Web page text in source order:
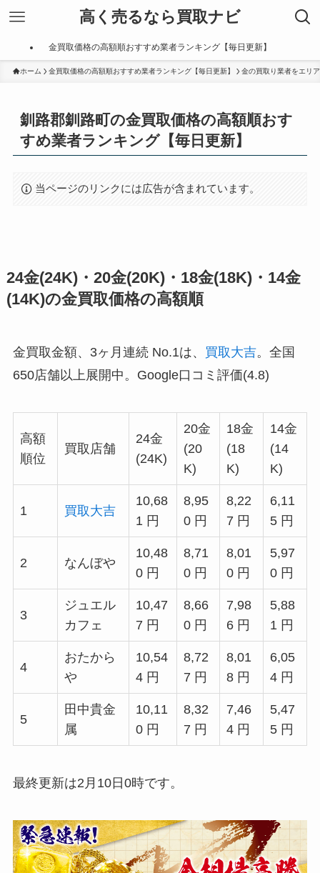
高く売るなら買取ナビ
金買取価格の高額順おすすめ業者ランキング【毎日更新】
ホーム 金買取価格の高額順おすすめ業者ランキング【毎日更新】 金の買取り業者をエリ
釧路郡釧路町の金買取価格の高額順おす
すめ業者ランキング【毎日更新】
当ページのリンクには広告が含まれています。
24金(24K)・20金(20K)・18金(18K)・14金
(14K)の金買取価格の高額順
金買取金額、3ヶ月連続 No.1は、 買取大吉。全国
650店舗以上展開中。Google口コミ評価(4.8)
高額
順位
買取店舗
24金
(24K)
20金
(20
K)
18金
(18
K)
14金
(14
K)
1 買取大吉
10,68
1 円
8,95
0 円
8,22
7 円
6,11
5 円
2 なんぼや
10,48
0 円
8,71
0 円
8,01
0 円
5,97
0 円
3
ジュエル
カフェ
10,47
7 円
8,66
0 円
7,98
6 円
5,88
1 円
4
おたから
や
10,54
4 円
8,72
7 円
8,01
8 円
6,05
4 円
5
田中貴金
属
10,11
0 円
8,32
7 円
7,46
4 円
5,47
5 円
最終更新は2月10日0時です。